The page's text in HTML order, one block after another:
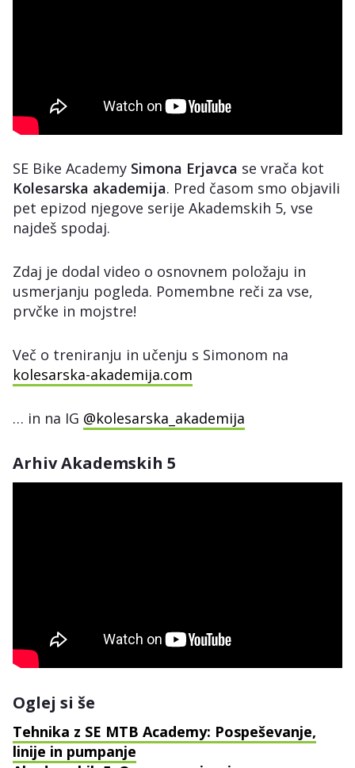
SE Bike Academy Simona Erjavca se vrača kot
Kolesarska akademija. Pred časom smo objavili
pet epizod njegove serije Akademskih 5, vse
najdeš spodaj.
Zdaj je dodal video o osnovnem položaju in
usmerjanju pogleda. Pomembne reči za vse,
prvčke in mojstre!
Več o treniranju in učenju s Simonom na
kolesarska-akademija.com
… in na IG @kolesarska_akademija
Arhiv Akademskih 5
Oglej si še
Tehnika z SE MTB Academy: Pospeševanje,
linije in pumpanje